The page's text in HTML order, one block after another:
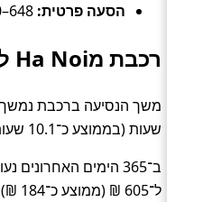
הסעה פרטית:
רכבת מHa Noi לפונג נה
שעות (בממוצע כ־10.1 שעות) (Train).
ל־605 ₪ (ממוצע כ־184 ₪).